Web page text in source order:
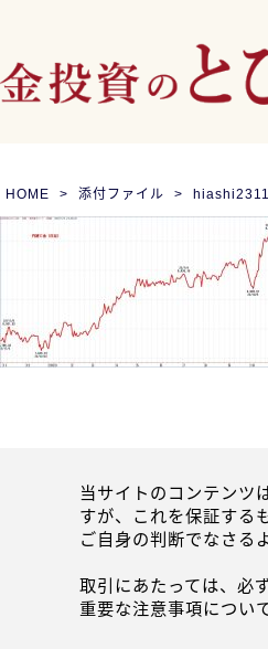
HOME 添付ファイル
当サイトのコンテンツ
すが、これを保証する
ご自身の判断でなさる
取引にあたっては、必
重要な注意事項につい